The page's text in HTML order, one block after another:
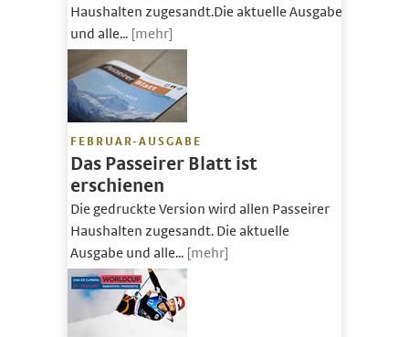
Haushalten zugesandt.Die aktuelle Ausgabe
und alle... [mehr]
FEBRUAR-AUSGABE
Das Passeirer Blatt ist
erschienen
Die gedruckte Version wird allen Passeirer
Haushalten zugesandt. Die aktuelle
Ausgabe und alle... [mehr]